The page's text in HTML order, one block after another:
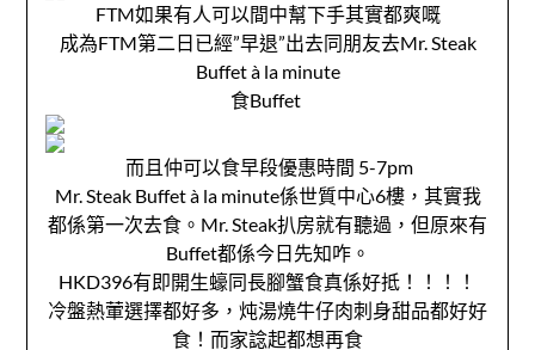
FTM如果有人可以間中幫下手其實都爽嘅
成為FTM第二日已經”早退”出去同朋友去Mr. Steak
Buffet à la minute
食Buffet
而且仲可以食早段優惠時間 5-7pm
Mr. Steak Buffet à la minute係世質中心6樓，其實我
都係第一次去食。Mr. Steak扒房就有聽過，但原來有
Buffet都係今日先知咋。
HKD396有即開生蠔同長腳蟹食真係好抵！！！！
冷盤熱葷選擇都好多，炖湯燒牛仔肉刺身甜品都好好
食！而家諗起都想再食